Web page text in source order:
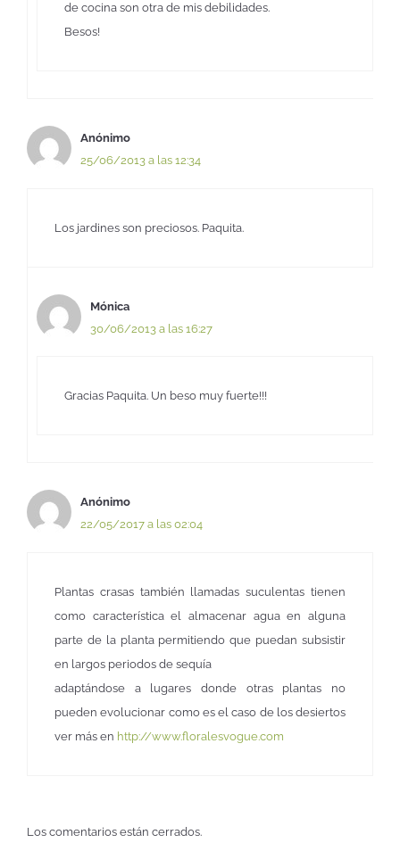
de cocina son otra de mis debilidades.
Besos!
Anónimo
25/06/2013 a las 12:34
Los jardines son preciosos. Paquita.
Mónica
30/06/2013 a las 16:27
Gracias Paquita. Un beso muy fuerte!!!
Anónimo
22/05/2017 a las 02:04
Plantas crasas también llamadas suculentas tienen
como característica el almacenar agua en alguna
parte de la planta permitiendo que puedan subsistir
en largos periodos de sequía
adaptándose a lugares donde otras plantas no
pueden evolucionar como es el caso de los desiertos
ver más en http://www.floralesvogue.com
Los comentarios están cerrados.